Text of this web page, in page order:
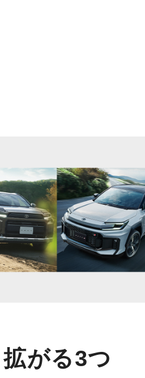
がる3つ